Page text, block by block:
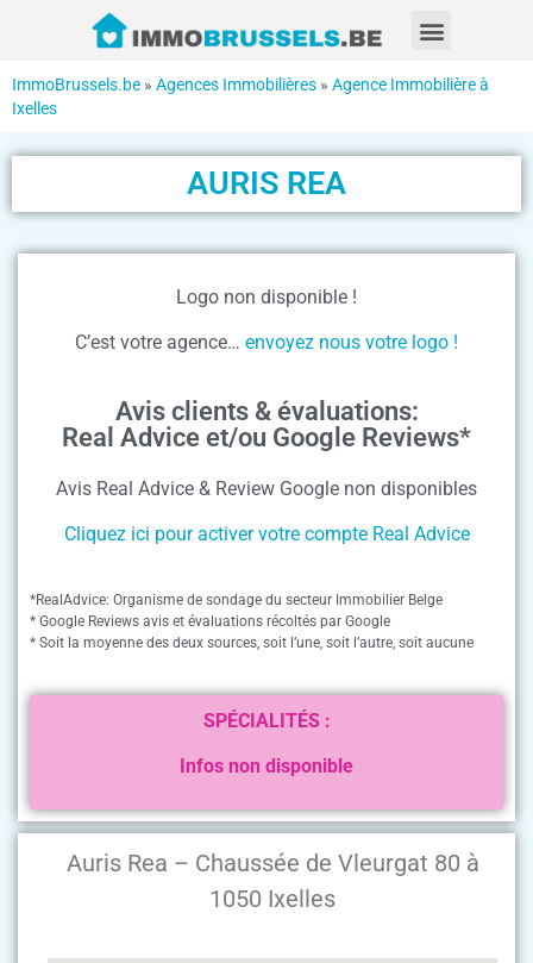
ImmoBrussels.be » Agences Immobilières » Agence Immobilière à
Ixelles
AURIS REA
Auris Rea – Chaussée de Vleurgat 80 à
1050 Ixelles
Logo non disponible !
C’est votre agence… envoyez nous votre logo !
Avis clients & évaluations:
Real Advice et/ou Google Reviews*
Avis Real Advice & Review Google non disponibles
Cliquez ici pour activer votre compte Real Advice
*RealAdvice: Organisme de sondage du secteur Immobilier Belge
* Google Reviews avis et évaluations récoltés par Google
* Soit la moyenne des deux sources, soit l’une, soit l’autre, soit aucune
SPÉCIALITÉS :
Infos non disponible